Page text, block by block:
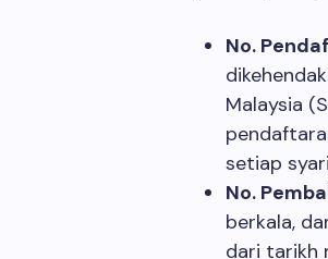
No.
Malaysia
setiap
No.
berkala,
dari tarikh